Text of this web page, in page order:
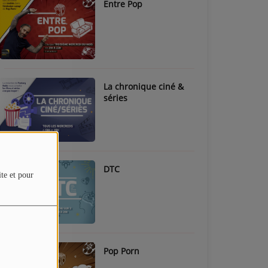
et pour
Entre Pop
La chronique ciné &
séries
DTC
Pop Porn